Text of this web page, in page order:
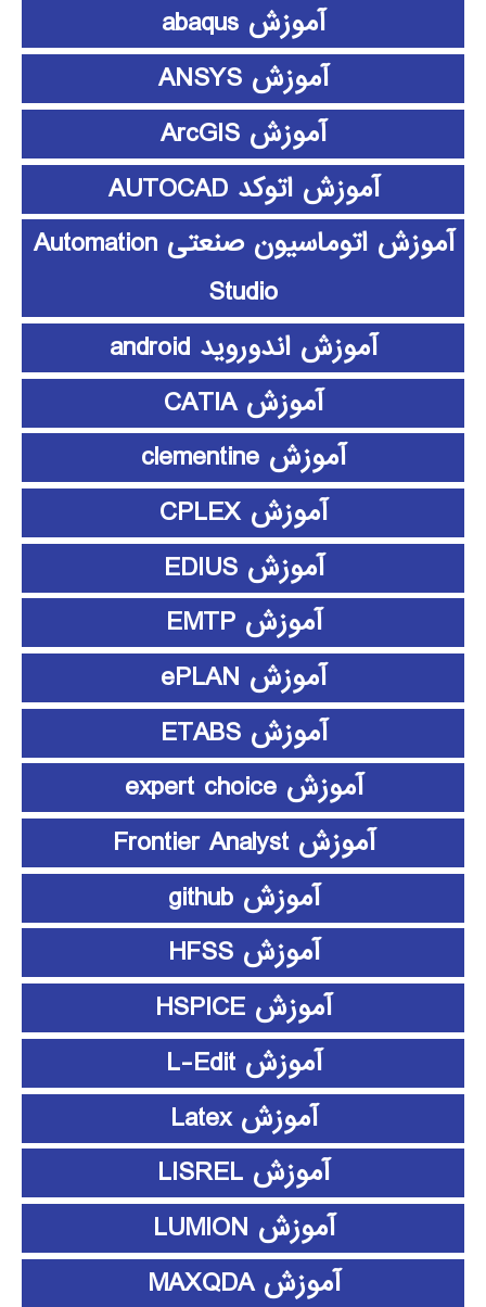
آموزش abaqus
آموزش ANSYS
آموزش ArcGIS
آموزش اتوکد AUTOCAD
آموزش اتوماسیون صنعتی Automation
Studio
آموزش اندوروید android
آموزش CATIA
آموزش clementine
آموزش CPLEX
آموزش EDIUS
آموزش EMTP
آموزش ePLAN
آموزش ETABS
آموزش expert choice
آموزش Frontier Analyst
آموزش github
آموزش HFSS
آموزش HSPICE
آموزش L-Edit
آموزش Latex
آموزش LISREL
آموزش LUMION
آموزش MAXQDA